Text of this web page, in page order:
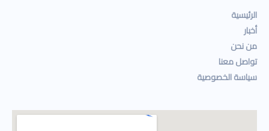
الرئيسية
أخبار
من نحن
تواصل معنا
سياسة الخصوصية